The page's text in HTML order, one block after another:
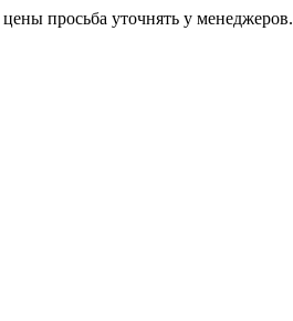
просьба уточнять у менеджеров.